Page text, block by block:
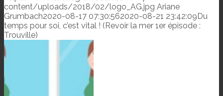
content/uploads/2018/02/logo_AG.jpg Ariane
Grumbach2020-08-17 07:30:562020-08-21 23:42:09Du
temps pour soi, c’est vital ! (Revoir la mer 1er épisode :
Trouville)